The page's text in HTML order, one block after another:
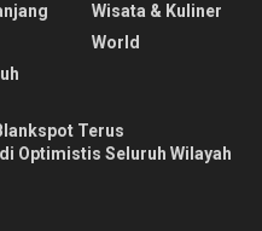
Wisata & Kuliner
World
Terus
Optimistis Seluruh Wilayah